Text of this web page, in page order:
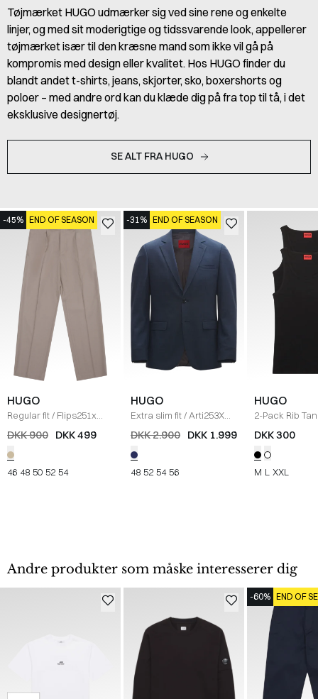
Tøjmærket HUGO udmærker sig ved sine rene og enkelte
linjer, og med sit moderigtige og tidssvarende look, appellerer
tøjmærket især til den kræsne mand som ikke vil gå på
kompromis med design eller kvalitet. Hos HUGO finder du
blandt andet t-shirts, jeans, skjorter, sko, boxershorts og
poloer – med andre ord kan du klæde dig på fra top til tå, i det
eksklusive designertøj.
SE ALT FRA HUGO
-45% END OF SEASON
HUGO
Regular fit/ Flips251x
Bukser / SAND
DKK 900 DKK 499
46 48 50 52 54
-31% END OF SEASON
HUGO
Extra slim fit/ Arti253X
Blazer
NAVY
DKK 2.900 DKK 1.999
48 52 54 56
HUGO
2-Pack Rib
SORT
DKK 300
M L XXL
Andre produkter som måske interesserer dig
-60% END OF